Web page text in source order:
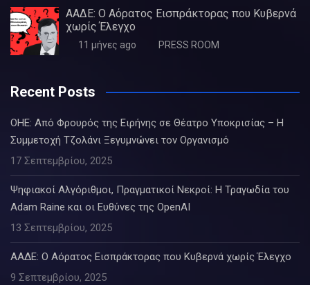
ΑΑΔΕ: Ο Αόρατος Εισπράκτορας που Κυβερνά
χωρίς Έλεγχο
11 μήνες ago PRESS ROOM
Recent Posts
ΟΗΕ: Από Φρουρός της Ειρήνης σε Θέατρο Υποκρισίας – Η
Συμμετοχή Τζολάνι Ξεγυμνώνει τον Οργανισμό
17 Σεπτεμβρίου, 2025
Ψηφιακοί Αλγόριθμοι, Πραγματικοί Νεκροί: Η Τραγωδία του
Adam Raine και οι Ευθύνες της OpenAI
13 Σεπτεμβρίου, 2025
ΑΑΔΕ: Ο Αόρατος Εισπράκτορας που Κυβερνά χωρίς Έλεγχο
9 Σεπτεμβρίου, 2025